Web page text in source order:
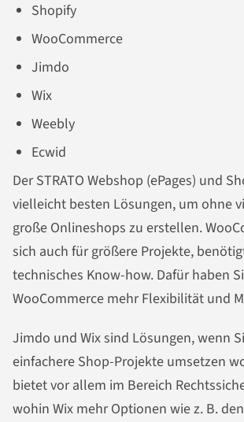
Shopify
WooCommerce
Jimdo
Wix
Weebly
Ecwid
Der STRATO Webshop (ePages) und
vielleicht besten Lösungen, um ohne
große Onlineshops zu erstellen.
sich auch für größere Projekte,
technisches Know-how. Dafür haben
WooCommerce mehr Flexibilität und
Jimdo und Wix sind Lösungen, wenn
einfachere Shop-Projekte umsetzen
bietet vor allem im Bereich
wohin Wix mehr Optionen wie z. B.